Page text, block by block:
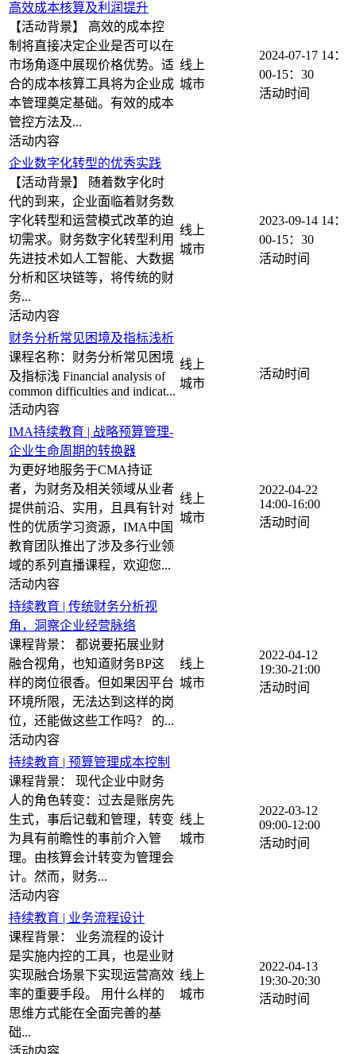
高效成本核算及利润提升
【活动背景】 高效的成本控
制将直接决定企业是否可以在
市场角逐中展现价格优势。适
合的成本核算工具将为企业成
本管理奠定基础。有效的成本
管控方法及...
线上
2024-07-17 14：
00-15：30
企业数字化转型的优秀实践
【活动背景】 随着数字化时
代的到来，企业面临着财务数
字化转型和运营模式改革的迫
切需求。财务数字化转型利用
先进技术如人工智能、大数据
分析和区块链等，将传统的财
务...
线上
2023-09-14 14：
00-15：30
财务分析常见困境及指标浅析
课程名称：财务分析常见困境
及指标浅 Financial analysis of
common difficulties and indicat...
线上
IMA持续教育 | 战略预算管理-
企业生命周期的转换器
为更好地服务于CMA持证
者，为财务及相关领域从业者
提供前沿、实用，且具有针对
性的优质学习资源，IMA中国
教育团队推出了涉及多行业领
域的系列直播课程，欢迎您...
线上
2022-04-22
14:00-16:00
持续教育 | 传统财务分析视
角，洞察企业经营脉络
课程背景： 都说要拓展业财
融合视角，也知道财务BP这
样的岗位很香。但如果因平台
环境所限，无法达到这样的岗
位，还能做这些工作吗？ 的...
线上
2022-04-12
19:30-21:00
持续教育 | 预算管理成本控制
课程背景： 现代企业中财务
人的角色转变：过去是账房先
生式，事后记载和管理，转变
为具有前瞻性的事前介入管
理。由核算会计转变为管理会
计。然而，财务...
线上
2022-03-12
09:00-12:00
持续教育 | 业务流程设计
课程背景： 业务流程的设计
是实施内控的工具，也是业财
实现融合场景下实现运营高效
率的重要手段。 用什么样的
思维方式能在全面完善的基
础...
线上
2022-04-13
19:30-20:30